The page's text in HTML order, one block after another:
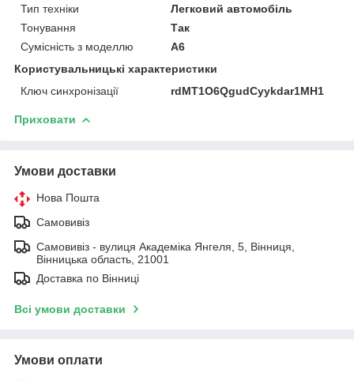
Тип техніки
Легковий автомобіль
Тонування
Так
Сумісність з моделлю
A6
Користувальницькі характеристики
Ключ синхронізації
rdMT1O6QgudCyykdar1MH1
Приховати
Умови доставки
Нова Пошта
Самовивіз
Самовивіз - вулиця Академіка Янгеля, 5, Вінниця,
Вінницька область, 21001
Доставка по Вінниці
Всі умови доставки
Умови оплати